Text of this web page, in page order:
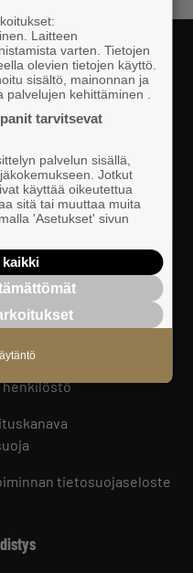
vaikuttamista pk-
henkilöstö
tietosuojaseloste
Laitteen
varten. Tietojen
olevien tietojen käyttö.
sisältö, mainonnan ja
kehittäminen .
tarvitsevat
palvelun sisällä,
Jotkut
käyttää oikeutettua
sitä tai muuttaa muita
'Asetukset' sivun
kaikki